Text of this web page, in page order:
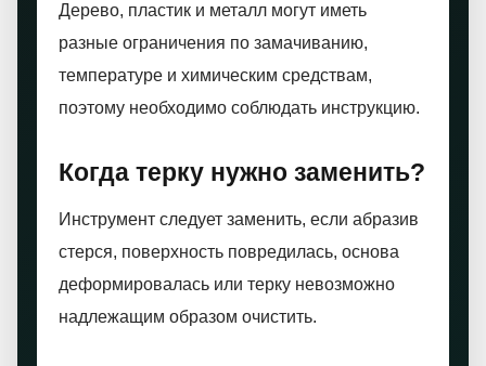
Дерево, пластик и металл могут иметь
разные ограничения по замачиванию,
температуре и химическим средствам,
поэтому необходимо соблюдать инструкцию.
Когда терку нужно заменить?
Инструмент следует заменить, если абразив
стерся, поверхность повредилась, основа
деформировалась или терку невозможно
надлежащим образом очистить.